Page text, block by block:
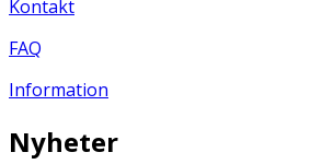
Kontakt
FAQ
Information
Nyheter